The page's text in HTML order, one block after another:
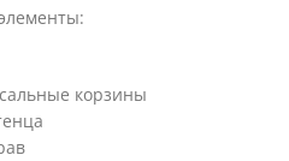
корзины